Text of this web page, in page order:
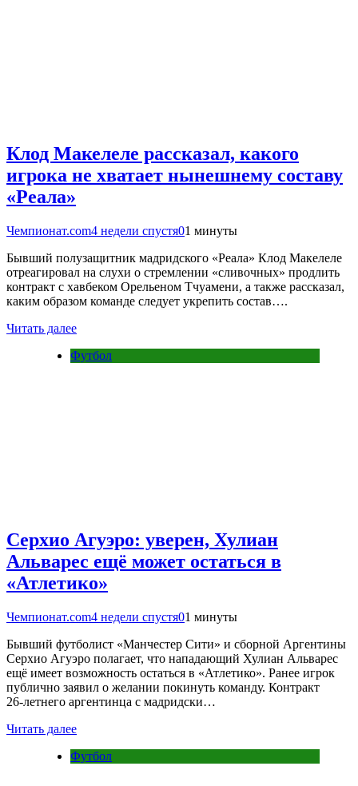
Клод Макелеле рассказал, какого
игрока не хватает нынешнему составу
«Реала»
Чемпионат.com4 недели спустя01 минуты
Бывший полузащитник мадридского «Реала» Клод Макелеле
отреагировал на слухи о стремлении «сливочных» продлить
контракт с хавбеком Орельеном Тчуамени, а также рассказал,
каким образом команде следует укрепить состав….
Читать далее
Футбол
Серхио Агуэро: уверен, Хулиан
Альварес ещё может остаться в
«Атлетико»
Чемпионат.com4 недели спустя01 минуты
Бывший футболист «Манчестер Сити» и сборной Аргентины
Серхио Агуэро полагает, что нападающий Хулиан Альварес
ещё имеет возможность остаться в «Атлетико». Ранее игрок
публично заявил о желании покинуть команду. Контракт
26‑летнего аргентинца с мадридски…
Читать далее
Футбол